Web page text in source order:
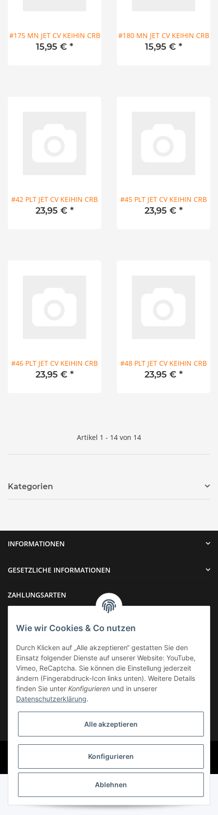
#175 MN JET CV KEIHIN CRB
15,95 € *
#180 MN JET CV KEIHIN CRB
15,95 € *
#42 PLT JET CV KEIHIN CRB
23,95 € *
#45 PLT JET CV KEIHIN CRB
23,95 € *
#46 PLT JET CV KEIHIN CRB
23,95 € *
#48 PLT JET CV KEIHIN CRB
23,95 € *
Artikel 1 - 14 von 14
Kategorien
INFORMATIONEN
GESETZLICHE INFORMATIONEN
ZAHLUNGSARTEN
VERSAND
Widerrufsbutton
* Alle Preise inkl. gesetzlicher USt., zzgl.
© Phoenix-Cycles
Powered byJTL-Shop
Wie wir Cookies & Co nutzen
Durch Klicken auf „Alle akzeptieren“ gestatten Sie den
Einsatz folgender Dienste auf unserer Website: YouTube,
Vimeo, ReCaptcha. Sie können die Einstellung jederzeit
ändern (Fingerabdruck-Icon links unten). Weitere Details
finden Sie unter Konfigurieren und in unserer
Datenschutzerklärung.
Alle akzeptieren
Konfigurieren
Ablehnen